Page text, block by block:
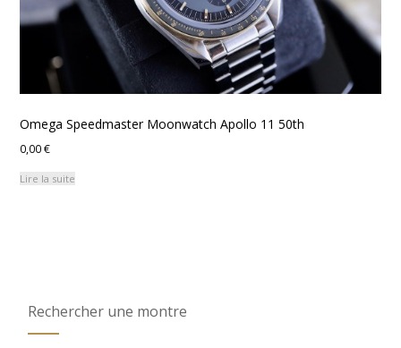
Omega Speedmaster Moonwatch Apollo 11 50th
0,00€
Lire la suite
Rechercher une montre